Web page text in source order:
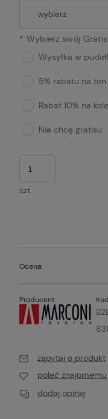
* Wybierz swój
Wysyłka w
5% rabatu na ten
Rabat 10% na
Nie chcę gratisu
szt.
Ocena:
Producent:
zapytaj o produkt
poleć znajomemu
dodaj opinię